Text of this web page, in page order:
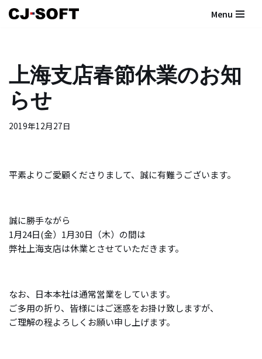
ツ
へ
キ
Menu
上海支店春節休業のお知
らせ
2019年12月27日
平素よりご愛顧くださりまして、誠に有難うございます。
誠に勝手ながら
1月24日(金）1月30日（木）の間は
弊社上海支店は休業とさせていただきます。
なお、日本本社は通常営業をしています。
ご多用の折り、皆様にはご迷惑をお掛け致しますが、
ご理解の程よろしくお願い申し上げます。